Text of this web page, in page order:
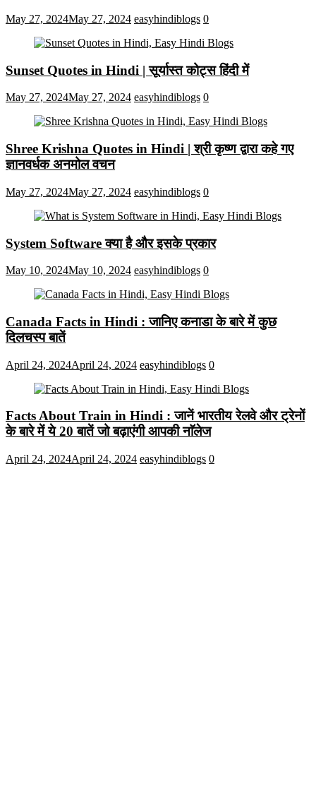
May 27, 2024May 27, 2024 easyhindiblogs 0
Sunset Quotes in Hindi | सूर्यास्त कोट्स हिंदी में
May 27, 2024May 27, 2024 easyhindiblogs 0
Shree Krishna Quotes in Hindi | श्री कृष्ण द्वारा कहे गए
ज्ञानवर्धक अनमोल वचन
May 27, 2024May 27, 2024 easyhindiblogs 0
System Software क्या है और इसके प्रकार
May 10, 2024May 10, 2024 easyhindiblogs 0
Canada Facts in Hindi : जानिए कनाडा के बारे में कुछ
दिलचस्प बातें
April 24, 2024April 24, 2024 easyhindiblogs 0
Facts About Train in Hindi : जानें भारतीय रेलवे और ट्रेनों
के बारे में ये 20 बातें जो बढ़ाएंगी आपकी नाॅलेज
April 24, 2024April 24, 2024 easyhindiblogs 0